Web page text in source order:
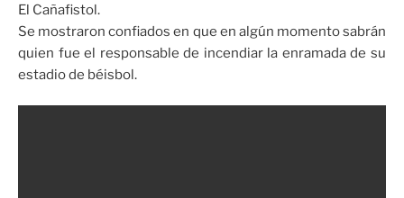
El Cañafistol.
Se mostraron confiados en que en algún momento sabrán
quien fue el responsable de incendiar la enramada de su
estadio de béisbol.